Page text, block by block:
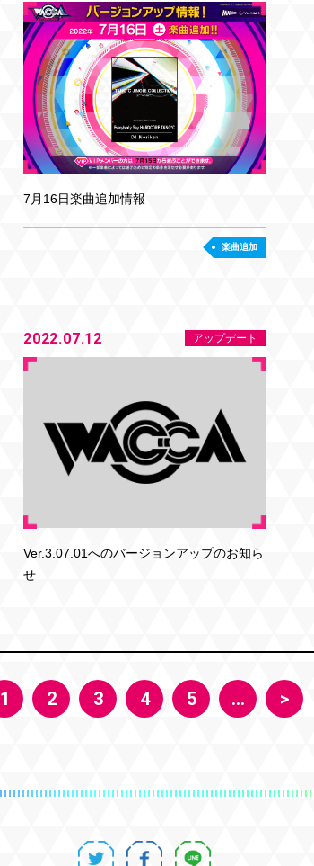
7月16日楽曲追加情報
楽曲追加
2022.07.12 アップデート
Ver.3.07.01へのバージョンアップのお知ら
せ
1 2 3 4 5 … >